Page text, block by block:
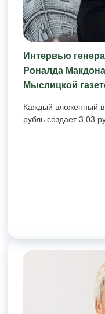
Интервью
Роналда
Мыслицкой
Каждый вложенный
рубль создает 3,03